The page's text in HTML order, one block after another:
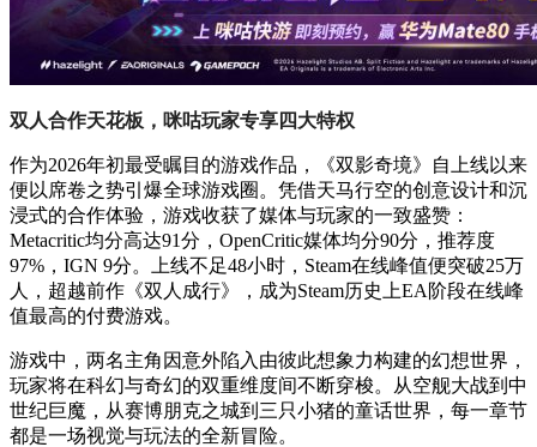
双人合作天花板，咪咕玩家专享四大特权
作为2026年初最受瞩目的游戏作品，《双影奇境》自上线以来
便以席卷之势引爆全球游戏圈。凭借天马行空的创意设计和沉
浸式的合作体验，游戏收获了媒体与玩家的一致盛赞：
Metacritic均分高达91分，OpenCritic媒体均分90分，推荐度
97%，IGN 9分。上线不足48小时，Steam在线峰值便突破25万
人，超越前作《双人成行》，成为Steam历史上EA阶段在线峰
值最高的付费游戏。
游戏中，两名主角因意外陷入由彼此想象力构建的幻想世界，
玩家将在科幻与奇幻的双重维度间不断穿梭。从空舰大战到中
世纪巨魔，从赛博朋克之城到三只小猪的童话世界，每一章节
都是一场视觉与玩法的全新冒险。